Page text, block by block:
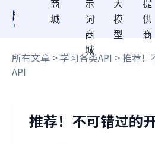
商
城
示
词
商
城
大
模
型
提
供
商
所有文章 >学习各类API > 推荐！
API
推荐！不可错过的